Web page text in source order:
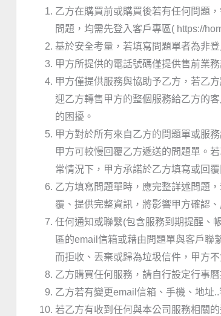
乙方在購買前或購買後若有任何問題
問題，均需先登入客戶專區( https://
基於安全考量，若填寫問題單者為非
甲方所提供的電話號碼僅提供售前業
甲方僅提供服務與協助予乙方，若乙
迎乙方轉售甲方的整個服務給乙方的
的困擾。
甲方對於所有來自乙方的問題單或服
甲方可較慢回覆乙方遞送的問題單。
常情況下，甲方承諾於乙方填寫或回
乙方填寫問題單時，應完整詳述問題
覆、提供完整資訊，將影響甲方確認
任何通知或聯繫(包含服務到期提醒、
區的email信箱或藉由問題單與客戶
而拒收、丟棄或歸為垃圾信件，甲方
乙方購買任何服務，請自行設定行事
乙方若有變更email信箱、手機、地址
若乙方有收到任何與本公司服務相關